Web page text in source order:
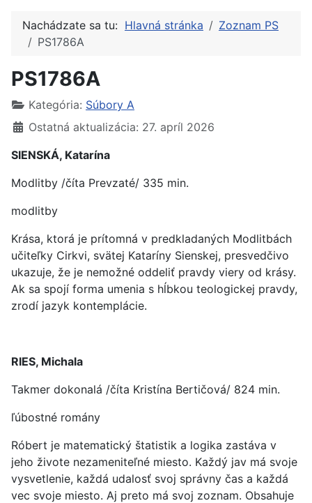
Nachádzate sa tu: Hlavná stránka
Zoznam PS
PS1786A
PS1786A
Kategória: Súbory A
Ostatná aktualizácia: 27. apríl 2026
SIENSKÁ, Katarína
Modlitby /číta Prevzaté/ 335 min.
modlitby
Krása, ktorá je prítomná v predkladaných Modlitbách
učiteľky Cirkvi, svätej Kataríny Sienskej, presvedčivo
ukazuje, že je nemožné oddeliť pravdy viery od krásy.
Ak sa spojí forma umenia s hĺbkou teologickej pravdy,
zrodí jazyk kontemplácie.
RIES, Michala
Takmer dokonalá /číta Kristína Bertičová/ 824 min.
ľúbostné romány
Róbert je matematický štatistik a logika zastáva v
jeho živote nezameniteľné miesto. Každý jav má svoje
vysvetlenie, každá udalosť svoj správny čas a každá
vec svoje miesto. Aj preto má svoj zoznam. Obsahuje